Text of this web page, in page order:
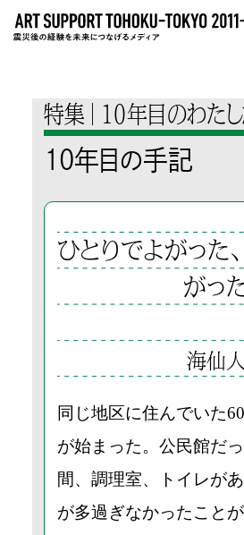
ひとびと
ABOUT
わたしたちについて
特集 10年目のわた
10年目の手記
ひとりでよがった
がっ
海仙人
同じ地区に住んでいた
が始まった。公民館だ
間、調理室、トイレが
が多過ぎなかったこと